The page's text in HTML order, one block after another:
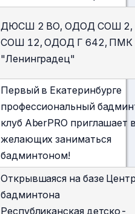
ДЮСШ 2 ВО, ОДОД СОШ
СОШ 12, ОДОД Г 642, ПМК
"Ленинградец"
Первый в Екатеринбурге
профессиональный
клуб AberPRO приглашает
желающих заниматься
бадминтоном!
Открывшаяся на базе
бадминтона
Республиканская детско-